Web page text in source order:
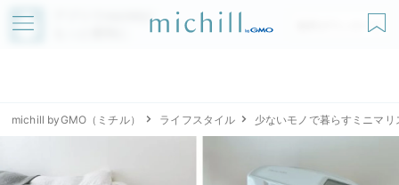
アプリでmichillが
無料ダウンロード
michill byGMO（ミチル） ライフスタイル 少ないモノで暮らすミニマ